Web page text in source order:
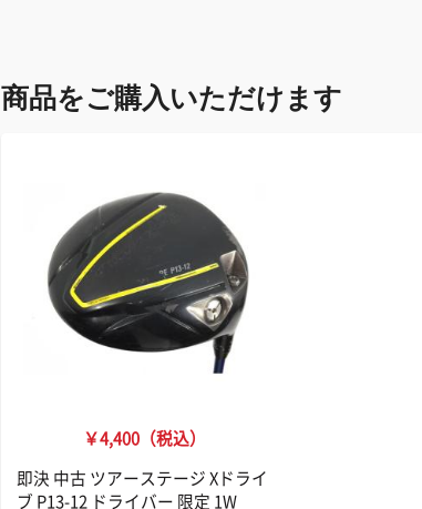
商品をご購入いただけます
￥4,400（税込）
即決 中古 ツアーステージ Xドライ
ブ P13-12 ドライバー 限定 1W